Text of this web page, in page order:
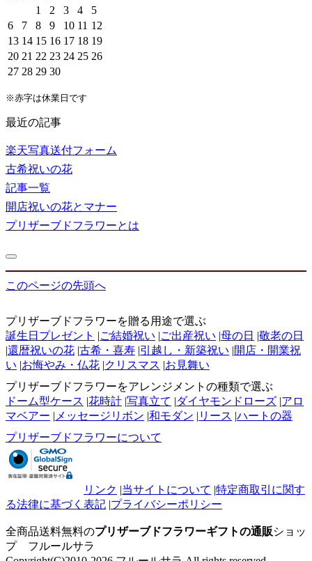
1
2 3 4
5
6
7 8 9 10 11 12
13 14 15 16 17 18 19
20 21 22 23 24 25 26
27 28 29 30
※赤字は休業日です
最近の記事
楽天写真送付フォーム
古希祝いの花
記事一覧
開店祝いの花とマナー
プリザーブドフラワーとは
このページの先頭へ
プリザーブドフラワーを贈る用途で選ぶ
誕生日プレゼント |ご結婚祝い |ご出産祝い |母の日 |敬老の日
|還暦祝いの花 |古希・喜寿 |引越し・新築祝い |開店・開業祝
い |お悔やみ・仏花 |クリスマス |お見舞い
プリザーブドフラワーをアレンジメントの種類で選ぶ
ドーム型ケース |花時計 |写真立て |ダイヤモンドローズ |アロ
マベアー | メッセージリボン |和モダン | リース |ハートの器
プリザーブドフラワーについて
リンク |当サイトについて |特定商取引に関す
る法律に基づく表記 |プライバシーポリシー
全商品送料無料のプリザーブドフラワーギフトの通販ショッ
プ フルールサラ